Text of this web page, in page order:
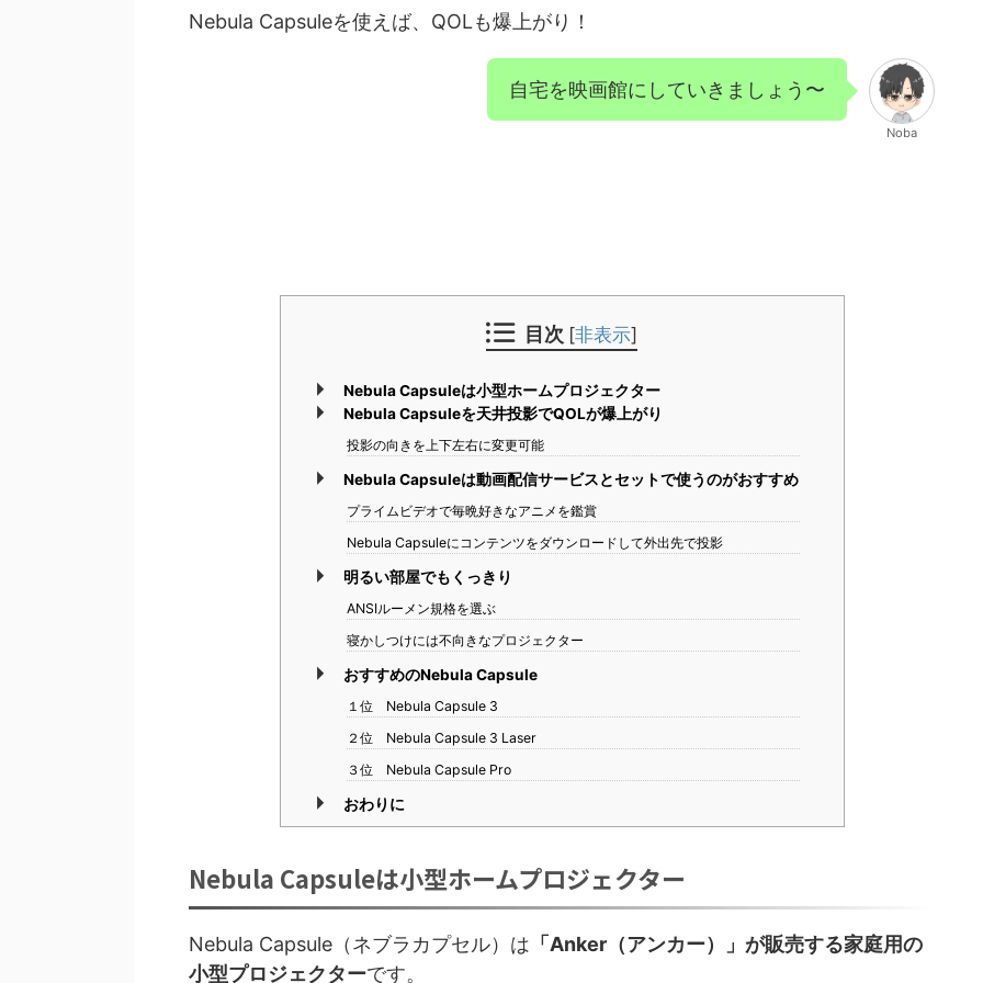
Nebula Capsuleを使えば、QOLも爆上がり！
自宅を映画館にしていきましょう〜
Noba
目次 [非表示]
Nebula Capsuleは小型ホームプロジェクター
Nebula Capsuleを天井投影でQOLが爆上がり
投影の向きを上下左右に変更可能
Nebula Capsuleは動画配信サービスとセットで使うのがおすすめ
プライムビデオで毎晩好きなアニメを鑑賞
Nebula Capsuleにコンテンツをダウンロードして外出先で投影
明るい部屋でもくっきり
ANSIルーメン規格を選ぶ
寝かしつけには不向きなプロジェクター
おすすめのNebula Capsule
１位 Nebula Capsule 3
２位 Nebula Capsule 3 Laser
３位 Nebula Capsule Pro
おわりに
Nebula Capsuleは小型ホームプロジェクター
Nebula Capsule（ネブラカプセル）は 「Anker（アンカー）」が販売する家庭用の
小型プロジェクターです。